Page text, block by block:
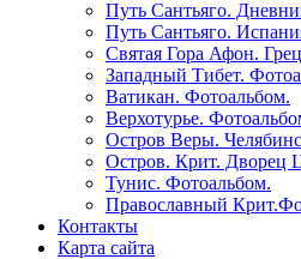
Путь Сантьяго.
Путь Сантьяго.
Святая Гора Афон.
Западный Тибет.
Ватикан. Фотоальбом.
Верхотурье.
Остров Веры.
Остров. Крит. Дворец
Тунис. Фотоальбом.
Православный
Контакты
Карта сайта